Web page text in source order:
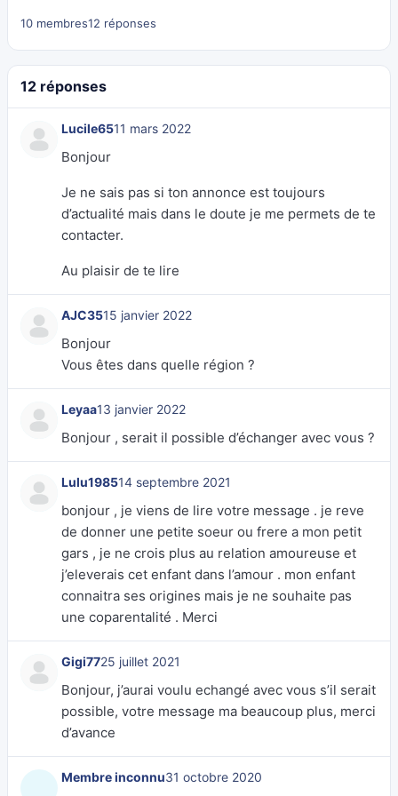
10 membres12 réponses
12 réponses
Lucile6511 mars 2022
Bonjour
Je ne sais pas si ton annonce est toujours
d’actualité mais dans le doute je me permets de te
contacter.
Au plaisir de te lire
AJC3515 janvier 2022
Bonjour
Vous êtes dans quelle région ?
Leyaa13 janvier 2022
Bonjour , serait il possible d’échanger avec vous ?
Lulu198514 septembre 2021
bonjour , je viens de lire votre message . je reve
de donner une petite soeur ou frere a mon petit
gars , je ne crois plus au relation amoureuse et
j’eleverais cet enfant dans l’amour . mon enfant
connaitra ses origines mais je ne souhaite pas
une coparentalité . Merci
Gigi7725 juillet 2021
Bonjour, j’aurai voulu echangé avec vous s’il serait
possible, votre message ma beaucoup plus, merci
d’avance
Membre inconnu31 octobre 2020